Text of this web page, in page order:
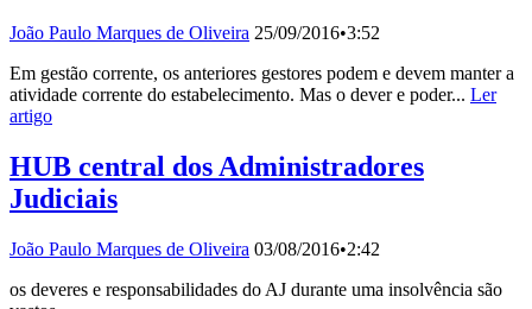
João Paulo Marques de Oliveira 25/09/2016•3:52
Em gestão corrente, os anteriores gestores podem e devem manter a
atividade corrente do estabelecimento. Mas o dever e poder... Ler
artigo
HUB central dos Administradores
Judiciais
João Paulo Marques de Oliveira 03/08/2016•2:42
os deveres e responsabilidades do AJ durante uma insolvência são